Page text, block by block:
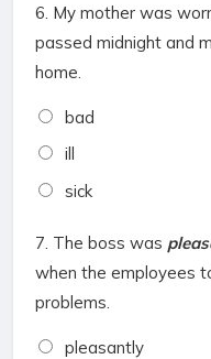
6. My mother was
passed midnight and
home.
bad
ill
sick
7. The boss was
when the employees
problems.
pleasantly